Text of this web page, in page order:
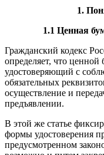
1.
1.1 Ценная
Гражданский кодекс
определяет, что ценной
удостоверяющий с
обязательных
осуществление и
предъявлении.
В этой же статье
формы удостоверения
предусмотренном